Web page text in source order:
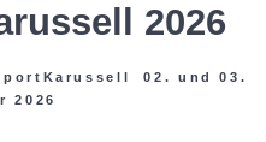
2026
02. und 03.
2026